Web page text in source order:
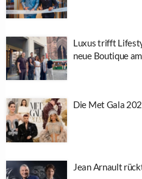
Luxus trifft
neue Boutique
Die Met Gala
Jean Arnault